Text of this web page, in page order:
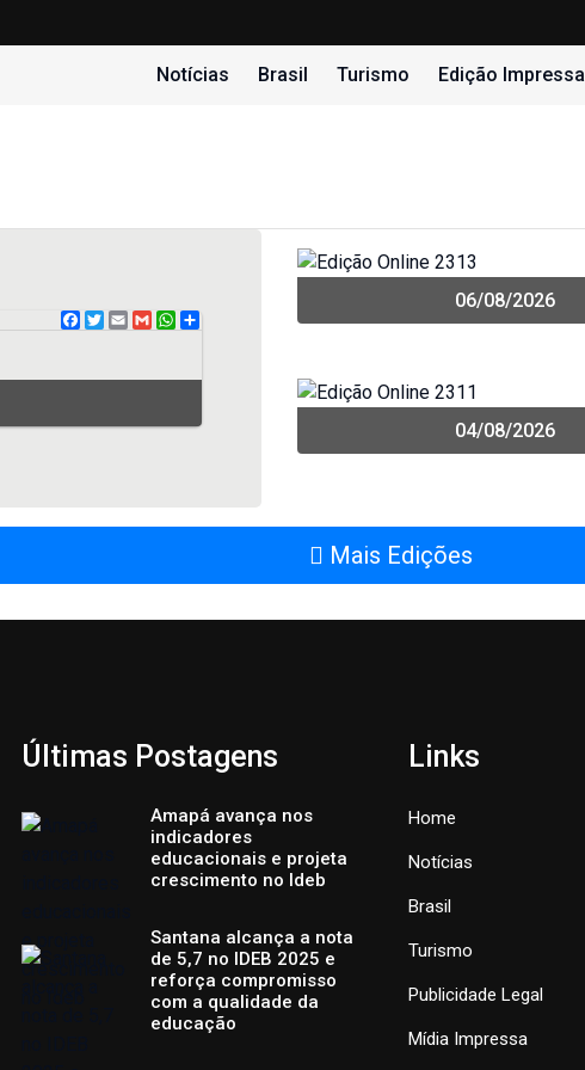
Notícias Brasil Turismo Edição Impressa
Facebook
Twitter
EmailGmailWhatsApp
Share
06/08/2026
04/08/2026
Mais Edições
Últimas Postagens
Amapá avança nos
indicadores
educacionais e projeta
crescimento no Ideb
Santana alcança a nota
de 5,7 no IDEB 2025 e
reforça compromisso
com a qualidade da
educação
Links
Home
Notícias
Brasil
Turismo
Publicidade Legal
Mídia Impressa